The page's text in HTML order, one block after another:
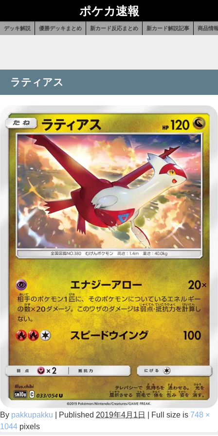
ポケカ速報
デッキ解説 優勝デッキまとめ 新カード反応まとめ 新カード解説記事 商品情
ラティアス
By pakkupakku Published 2019年4月1日 Full size is 748 ×
1044 pixels